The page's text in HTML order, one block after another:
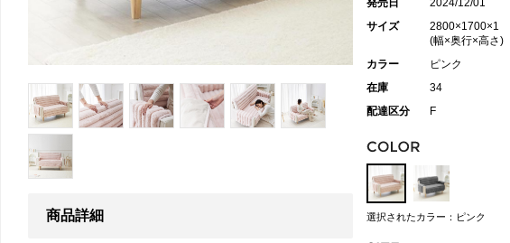
商品詳細
発売日
2024/12/01
サイズ
2800×1700×1
(幅×奥行×高さ)
カラー
ピンク
在庫
34
配達区分
F
選択されたカラー：ピンク